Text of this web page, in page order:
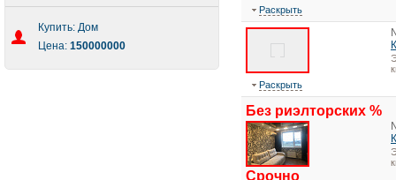
Купить: Дом
Цена: 150000000
Раскрыть
Раскрыть
Без риэлторских %
Срочно